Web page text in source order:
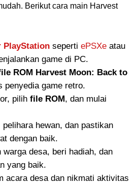
Berikut cara main Harvest
PlayStation seperti ePSXe atau
game di PC.
ROM Harvest Moon: Back to
penyedia game retro.
pilih file ROM , dan mulai
pelihara hewan, dan pastikan
dengan baik.
warga desa, beri hadiah, dan
yang baik.
acara desa dan nikmati aktivitas